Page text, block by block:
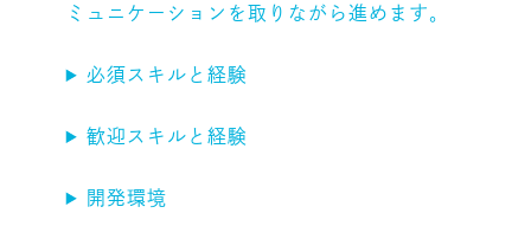
ミュニケーションを取りながら進めます。
必須スキルと経験
歓迎スキルと経験
開発環境